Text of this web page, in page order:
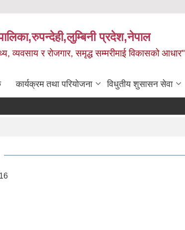
प्रदेश,नेपाल
व्यवसाय र रोजगार, समृद्ध सम्मरीमाई विकासको आधार"
कार्यक्रम तथा परियोजना विधुतीय शुसासन सेवा